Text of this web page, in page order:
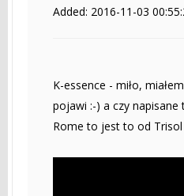
Added: 2016-11-03
K-essence - miło,
pojawi :-) a czy napisane
Rome to jest to od Trisol